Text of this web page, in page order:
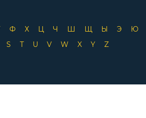
Ф Х Ц Ч Ш Щ Ы Э Ю
S T U V W X Y Z